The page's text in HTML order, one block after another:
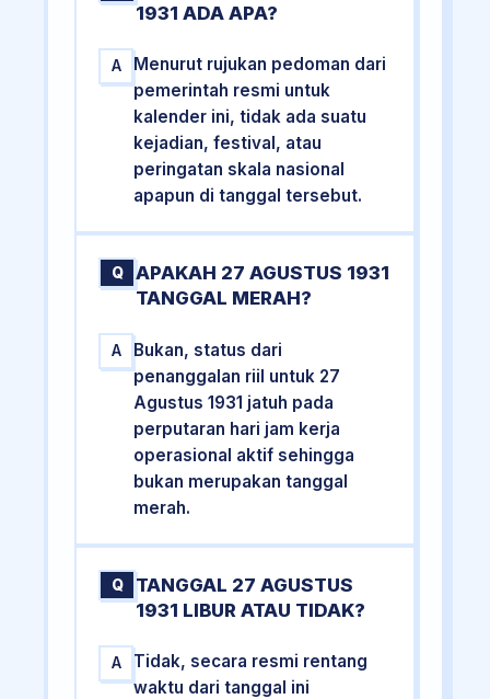
1931 ADA APA?
A
Menurut rujukan pedoman dari
pemerintah resmi untuk
kalender ini, tidak ada suatu
kejadian, festival, atau
peringatan skala nasional
apapun di tanggal tersebut.
Q
APAKAH 27 AGUSTUS 1931
TANGGAL MERAH?
A
Bukan, status dari
penanggalan riil untuk 27
Agustus 1931 jatuh pada
perputaran hari jam kerja
operasional aktif sehingga
bukan merupakan tanggal
merah.
Q
TANGGAL 27 AGUSTUS
1931 LIBUR ATAU TIDAK?
A
Tidak, secara resmi rentang
waktu dari tanggal ini